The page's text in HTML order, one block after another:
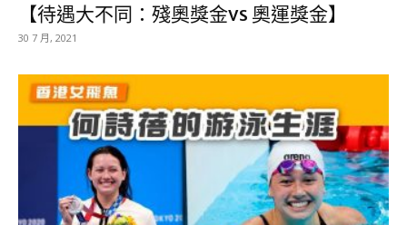
【待遇大不同：殘奧獎金vs 奧運獎金】
30 7 月, 2021